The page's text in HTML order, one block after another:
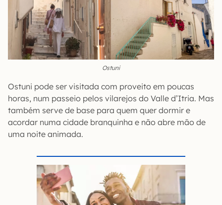
Ostuni
Ostuni pode ser visitada com proveito em poucas
horas, num passeio pelos vilarejos do Valle d’Itria. Mas
também serve de base para quem quer dormir e
acordar numa cidade branquinha e não abre mão de
uma noite animada.